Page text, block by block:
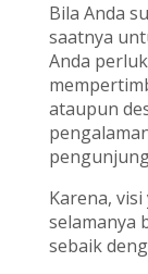
Bila Anda
saatnya
Anda
ataupun
Karena,
selamanya
sebaik